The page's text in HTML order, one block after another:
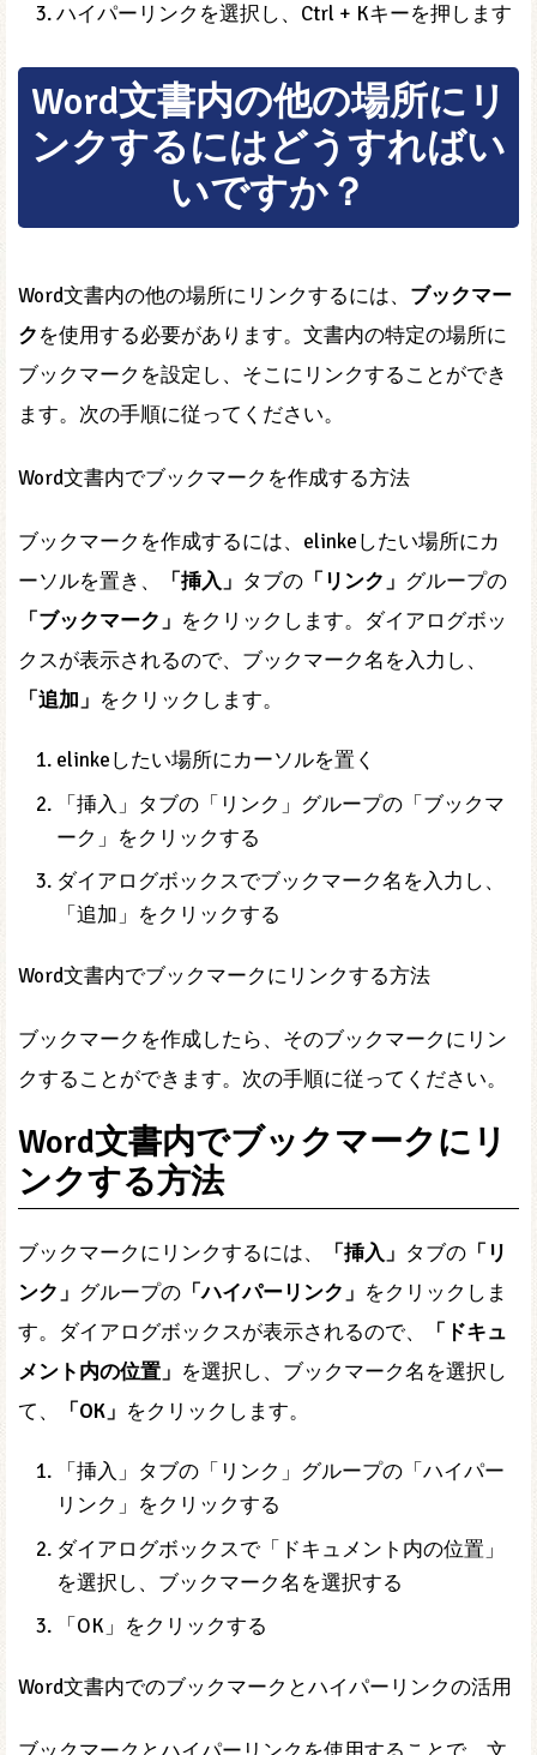
ハイパーリンクを選択し、Ctrl + Kキーを押します
Word文書内の他の場所にリ
ンクするにはどうすればい
いですか？
Word文書内の他の場所にリンクするには、 ブックマー
クを使用する必要があります。文書内の特定の場所に
ブックマークを設定し、そこにリンクすることができ
ます。次の手順に従ってください。
Word文書内でブックマークを作成する方法
ブックマークを作成するには、elinkeしたい場所にカ
ーソルを置き、
「挿入」 タブの 「リンク」 グループの
「ブックマーク」 をクリックします。ダイアログボッ
クスが表示されるので、ブックマーク名を入力し、
「追加」 をクリックします。
elinkeしたい場所にカーソルを置く
「挿入」タブの「リンク」グループの「ブックマ
ーク」をクリックする
ダイアログボックスでブックマーク名を入力し、
「追加」をクリックする
Word文書内でブックマークにリンクする方法
ブックマークを作成したら、そのブックマークにリン
クすることができます。次の手順に従ってください。
Word文書内でブックマークにリ
ンクする方法
ブックマークにリンクするには、 「挿入」 タブの 「リ
ンク」 グループの 「ハイパーリンク」 をクリックしま
す。ダイアログボックスが表示されるので、
「ドキュ
メント内の位置」 を選択し、ブックマーク名を選択し
て、
「OK」 をクリックします。
「挿入」タブの「リンク」グループの「ハイパー
リンク」をクリックする
ダイアログボックスで「ドキュメント内の位置」
を選択し、ブックマーク名を選択する
「OK」をクリックする
Word文書内でのブックマークとハイパーリンクの活用